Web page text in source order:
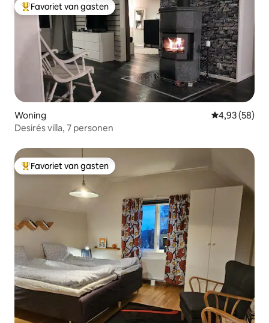
Topfavoriet van gasten
Favoriet van gasten
Woning Gemiddelde
4,93 (58)
Desirés villa, 7 personen
Topfavoriet van gasten
Favoriet van gasten